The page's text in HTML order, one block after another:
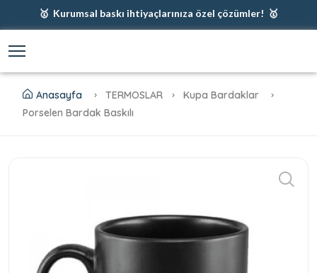
🥇 Kurumsal baskı ihtiyaçlarınıza özel çözümler! 🥇
🥇 Fiyatlarımıza baskı ve kargo dahildir! 🥇
Anasayfa TERMOSLAR
Kupa Bardaklar
Porselen Bardak Baskılı